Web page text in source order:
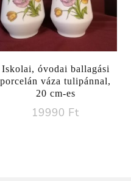
Iskolai, óvodai ballagási
porcelán váza tulipánnal,
20 cm-es
19990 Ft